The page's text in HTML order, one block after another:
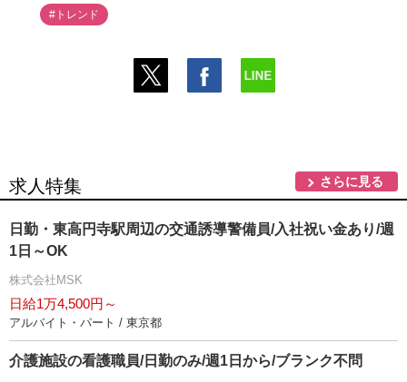
#トレンド
求人特集 さらに見る
日勤・東高円寺駅周辺の交通誘導警備員/入社祝い金あり/週
1日～OK
株式会社MSK
日給1万4,500円～
アルバイト・パート / 東京都
介護施設の看護職員/日勤のみ/週1日から/ブランク不問